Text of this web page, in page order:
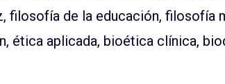
filosofía de la educación, filosofía
ética aplicada, bioética clínica,